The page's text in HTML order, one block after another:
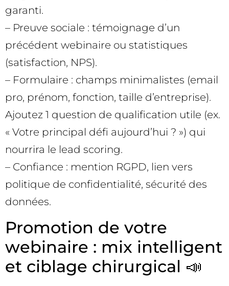
garanti.
– Preuve sociale : témoignage d’un
précédent webinaire ou statistiques
(satisfaction, NPS).
– Formulaire : champs minimalistes (email
pro, prénom, fonction, taille d’entreprise).
Ajoutez 1 question de qualification utile (ex.
« Votre principal défi aujourd’hui ? ») qui
nourrira le lead scoring.
– Confiance : mention RGPD, lien vers
politique de confidentialité, sécurité des
données.
Promotion de votre
webinaire : mix intelligent
et ciblage chirurgical 📣